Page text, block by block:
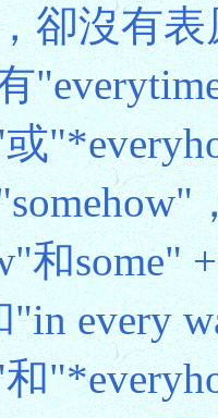
卻沒有
和some"
"in every